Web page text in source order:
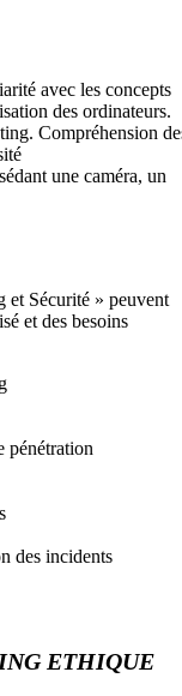
avec les concepts
des ordinateurs.
Compréhension
une caméra, un
et Sécurité » peuvent
et des besoins
pénétration
des incidents
ETHIQUE